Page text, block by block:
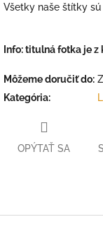
Všetky naše štítky
Info: titulná fotka je
Môžeme doručiť do:
Kategória:
OPÝTAŤ SA